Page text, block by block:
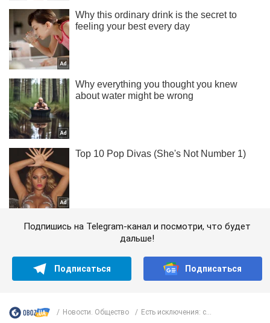
Подпишись на Telegram-канал и посмотри, что будет
дальше!
Подписаться Подписаться
Новости. Общество Есть исключения: с...